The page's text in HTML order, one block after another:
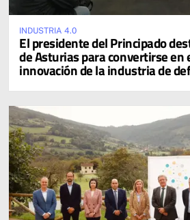
INDUSTRIA 4.0
El presidente del Principado
de Asturias para convertirse en
innovación de la industria de